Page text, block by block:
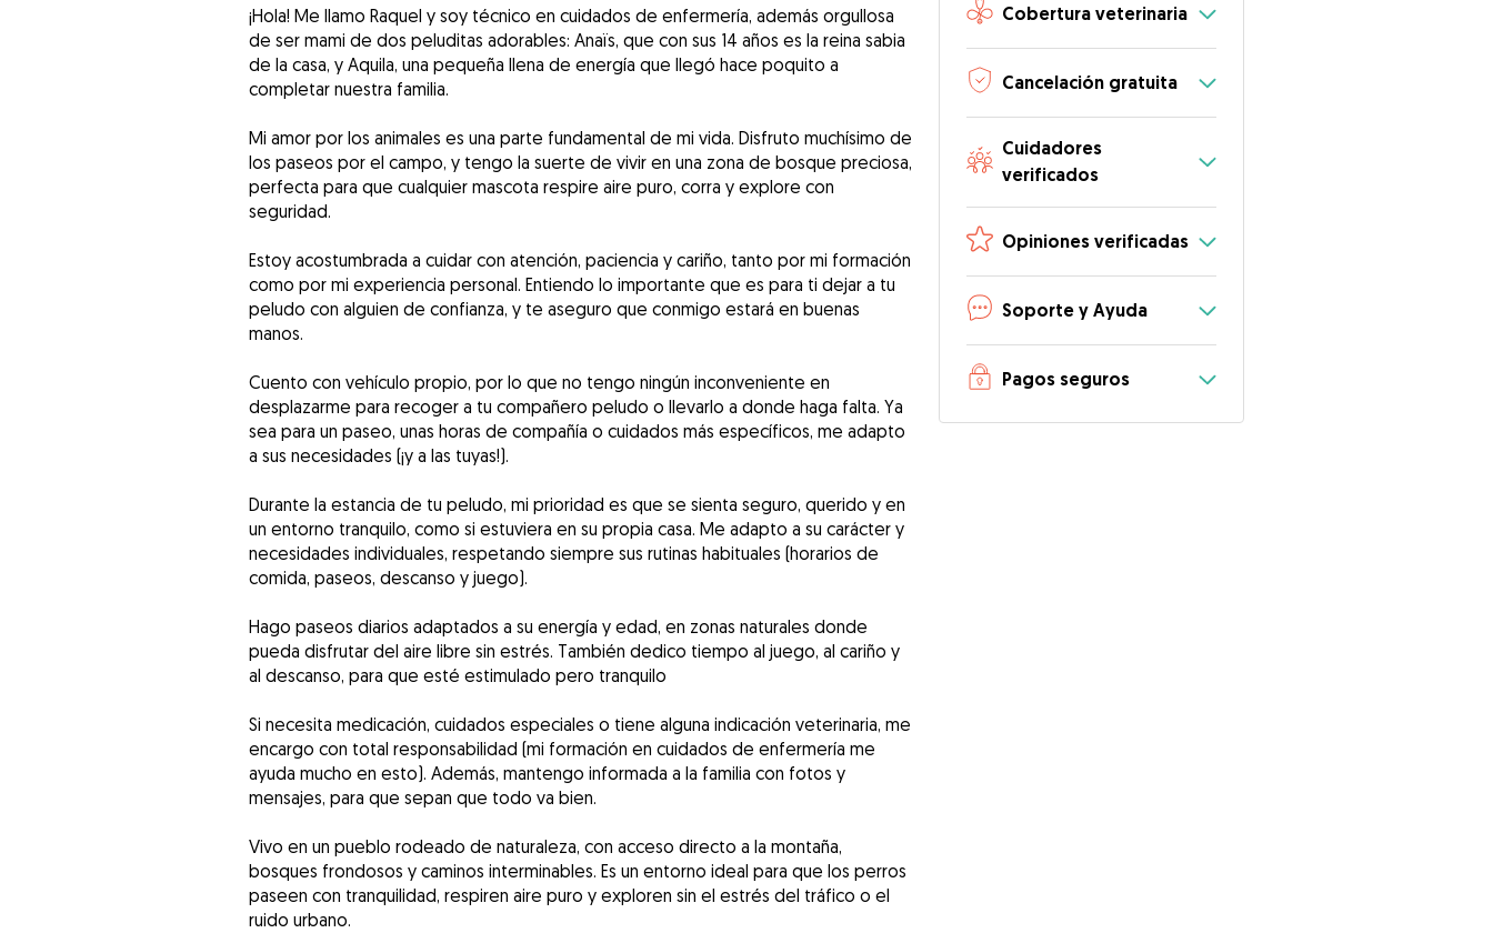
¡Hola! Me llamo Raquel y soy técnico en cuidados de enfermería, además orgullosa
de ser mami de dos peluditas adorables: Anaïs, que con sus 14 años es la reina sabia
de la casa, y Aquila, una pequeña llena de energía que llegó hace poquito a
completar nuestra familia.
Mi amor por los animales es una parte fundamental de mi vida. Disfruto muchísimo de
los paseos por el campo, y tengo la suerte de vivir en una zona de bosque preciosa,
perfecta para que cualquier mascota respire aire puro, corra y explore con
seguridad.
Estoy acostumbrada a cuidar con atención, paciencia y cariño, tanto por mi formación
como por mi experiencia personal. Entiendo lo importante que es para ti dejar a tu
peludo con alguien de confianza, y te aseguro que conmigo estará en buenas
manos.
Cuento con vehículo propio, por lo que no tengo ningún inconveniente en
desplazarme para recoger a tu compañero peludo o llevarlo a donde haga falta. Ya
sea para un paseo, unas horas de compañía o cuidados más específicos, me adapto
a sus necesidades (¡y a las tuyas!).
Durante la estancia de tu peludo, mi prioridad es que se sienta seguro, querido y en
un entorno tranquilo, como si estuviera en su propia casa. Me adapto a su carácter y
necesidades individuales, respetando siempre sus rutinas habituales (horarios de
comida, paseos, descanso y juego).
Hago paseos diarios adaptados a su energía y edad, en zonas naturales donde
pueda disfrutar del aire libre sin estrés. También dedico tiempo al juego, al cariño y
al descanso, para que esté estimulado pero tranquilo
Si necesita medicación, cuidados especiales o tiene alguna indicación veterinaria, me
encargo con total responsabilidad (mi formación en cuidados de enfermería me
ayuda mucho en esto). Además, mantengo informada a la familia con fotos y
mensajes, para que sepan que todo va bien.
Vivo en un pueblo rodeado de naturaleza, con acceso directo a la montaña,
bosques frondosos y caminos interminables. Es un entorno ideal para que los perros
paseen con tranquilidad, respiren aire puro y exploren sin el estrés del tráfico o el
ruido urbano.
Cobertura veterinaria
Cancelación gratuita
Cuidadores
verificados
Opiniones verificadas
Soporte y Ayuda
Pagos seguros